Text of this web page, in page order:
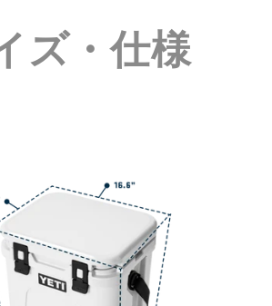
収まりますか？
？
ズ・仕様